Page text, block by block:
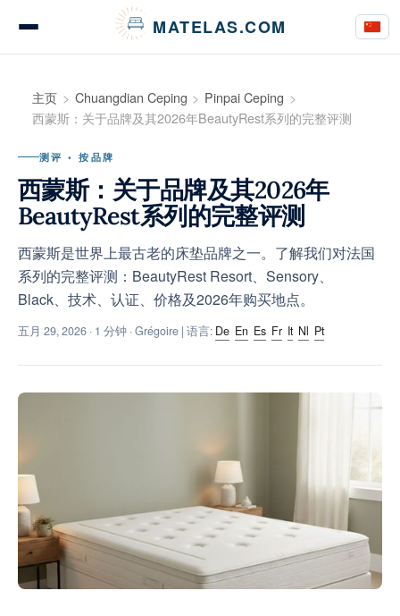
MATELAS.COM
床垫测评与意见
床上用品测评
购买指南
建议
主页 Chuangdian Ceping
Pinpai Ceping
西蒙斯：关于品牌及其2026年BeautyRest系列的完整评测
测评 • 按品牌
西蒙斯：关于品牌及其2026年
BeautyRest系列的完整评测
西蒙斯是世界上最古老的床垫品牌之一。了解我们对法国
系列的完整评测：BeautyRest Resort、Sensory、
Black、技术、认证、价格及2026年购买地点。
五月 29, 2026 · 1 分钟 · Grégoire | 语言: De En Es Fr It Nl Pt